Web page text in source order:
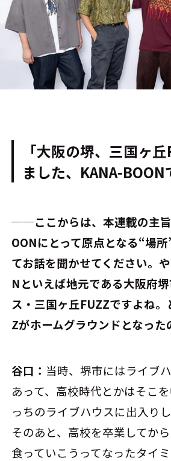
「大阪の堺、三国ヶ
ました、KANA-BOON
──ここからは、本連載の主
OONにとって原点となる“場
てお話を聞かせてください。
Nといえば地元である大阪府
ス・三国ヶ丘FUZZですよね
Zがホームグラウンドとなった
谷口： 当時、堺市にはライブ
あって、高校時代とかはそこ
っちのライブハウスに出入り
そのあと、高校を卒業してか
食っていこうってなったタイ